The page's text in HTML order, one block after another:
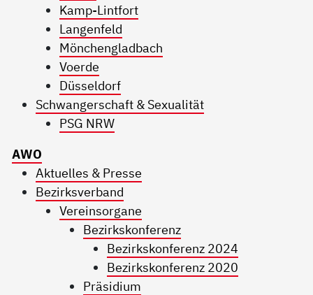
Kamp-Lintfort
Langenfeld
Mönchengladbach
Voerde
Düsseldorf
Schwangerschaft & Sexualität
PSG NRW
AWO
Aktuelles & Presse
Bezirksverband
Vereinsorgane
Bezirkskonferenz
Bezirkskonferenz 2024
Bezirkskonferenz 2020
Präsidium